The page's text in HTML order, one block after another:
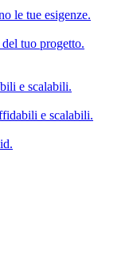
le tue esigenze.
tuo progetto.
e scalabili.
e scalabili.